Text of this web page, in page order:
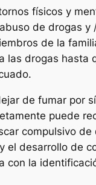
físicos y
de drogas
de la
drogas
de fumar por
puede
compulsivo
el desarrollo de
la